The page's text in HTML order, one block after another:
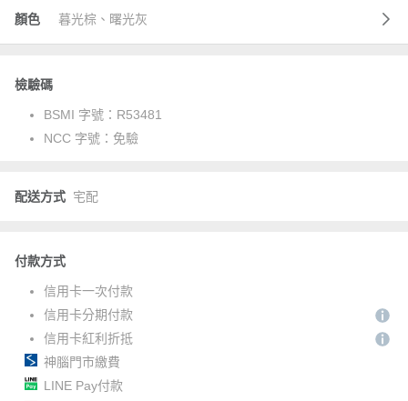
顏色 暮光棕、曙光灰
檢驗碼
BSMI 字號： R53481
NCC 字號： 免驗
配送方式 宅配
付款方式
信用卡一次付款
信用卡分期付款
信用卡紅利折抵
神腦門市繳費
LINE Pay付款